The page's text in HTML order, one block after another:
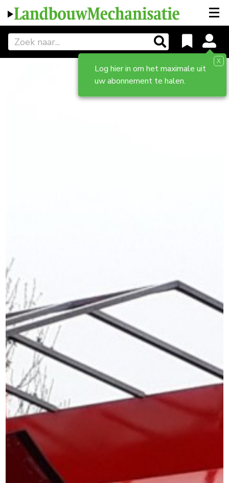
Log hier in om het maximale uit
uw abonnement te halen.
X